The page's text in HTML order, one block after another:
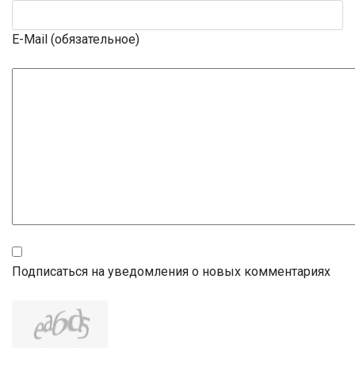
E-Mail (обязательное)
Подписаться на уведомления о новых комментариях